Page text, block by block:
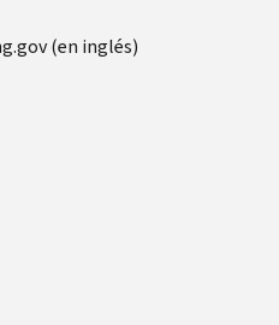
(en inglés)